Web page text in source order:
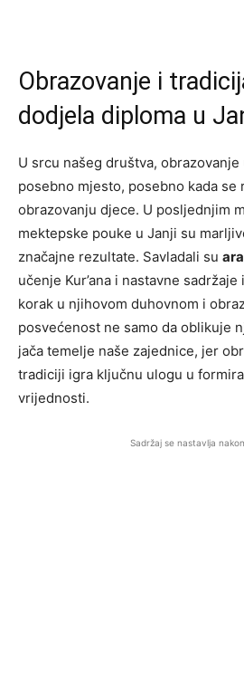
Obrazovanje i
dodjela diploma u
U srcu našeg društva,
posebno mjesto, posebno kada se
obrazovanju djece. U posljednjim
mektepske pouke u Janji su
značajne rezultate. Savladali su
učenje Kur’ana i nastavne
korak u njihovom duhovnom i
posvećenost ne samo da oblikuje
jača temelje naše zajednice, jer
tradiciji igra ključnu ulogu u
vrijednosti.
Sadržaj se nastavlja